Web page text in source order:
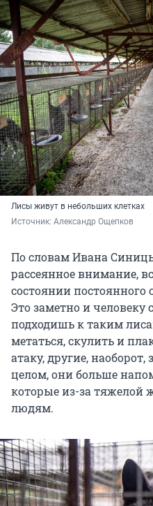
Лисы живут в небольших клетках
Источник: Александр Ощепков
По словам Ивана
рассеянное внимание,
состоянии постоянного
Это заметно и человеку
подходишь к таким
метаться, скулить и
атаку, другие, наоборот,
целом, они больше
которые из-за тяжелой
людям.